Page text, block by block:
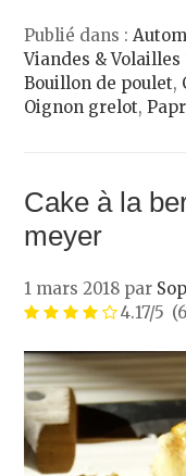
Publié dans :
Viandes & Volailles
Bouillon de poulet,
Oignon grelot,
Cake à la
meyer
1 mars 2018 par
4.17/5